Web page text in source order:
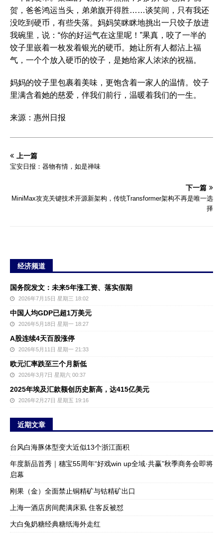
贺，爸爸鸿运当头，弟弟旗开得胜……谈笑间，只有我还
没吃到硬币，有些失落。妈妈笑眯眯地挑出一只饺子放进
我碗里，说：“你的好运气在这里呢！”果真，咬了一半的
饺子里嵌着一枚发着银光的硬币。她让所有人都沾上福
气，一个个放入硬币的饺子，是她给家人浓浓的祝福。
妈妈的饺子里包裹着美味，更饱含着一家人的温情。饺子
里满含着她的慈爱，伴我们前行，温暖着我们的一生。
来源：惠州日报
上一篇
宝安日报：器物有情，如是禅味
下一篇
MiniMax攻克关键技术开源新架构，传统Transformer架构不再是唯一选
择
经济频道
国务院发文：未来5年涨工资、落实假期
2026年7月15日 星期三 18:02
中国人均GDP已超1万美元
2026年5月18日 星期一 18:27
A股连续4天百股涨停
2026年5月11日 星期一 21:33
欧元汇率跌至三个月新低
2026年3月7日 星期六 00:37
2025年埃及汇款额创历史新高，达415亿美元
2026年2月27日 星期五 19:16
近期文章
台风白海豚体型变大近似13个浙江面积
年度新品首秀｜穗宝55周年“好戏win up全域·共赢”秋季商务会即将
启幕
刚果（金）全面禁止铜精矿与钴精矿出口
上海一酒店房间爬满床虱 住客反被怼
大白兔奶糖经典糖纸海外走红